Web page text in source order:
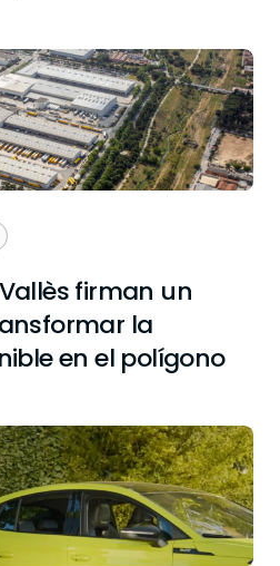
firman un
la
en el polígono